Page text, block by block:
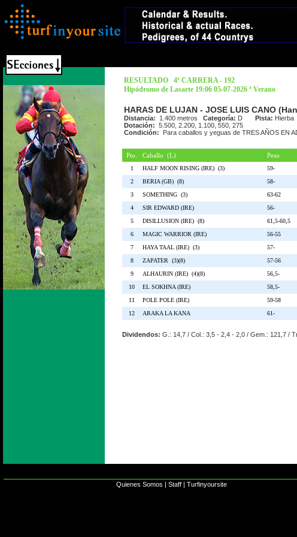
RESULTADO 4ª CARRERA - 192
Hipódromo de Lasarte 19:06 05-07-2026 ª Verano
HARAS DE LUJAN - JOSE LUIS CANO
Distancia: 1.400 metros Categoría: D Pista:
Dotación: 5.500, 2.200, 1.100, 550, 275
Condición: Para caballos y yeguas de TRES AÑOS EN
Pto. Caballo (L) Peso
1 HALF MOON RISING (IRE) (3) 59-
2
BERIA (GB) (8) 58-
3
SOMETHING (3) 63-62
4
SIR EDWARD (IRE) 56-
5
DISILLUSION (IRE) (8) 61,5-60,5
6
MAGIC WARRIOR (IRE) 56-55
7
HAYA TAAL (IRE) (3) 57-
8
ZAPATER (3)(8) 57-56
9
ALHAURIN (IRE) (4)(8) 56,5-
10
EL SOKHNA (IRE) 58,5-
11
POLE POLE (IRE) 59-58
12
ARAKA LA KANA 61-
Dividendos: G.: 14,7 / Col.: 3,5 - 2,4 - 2,0 / Gem.: 121,7 /
Quienes Somos | Staff | Turfinyoursite